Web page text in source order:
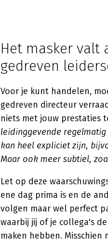
Het masker valt
gedreven
Voor je kunt handelen,
gedreven directeur
niets met jouw prestaties
leidinggevende
kan heel expliciet zijn,
Maar ook meer subtiel,
Let op deze
ene dag prima is en de
volgen maar wel perfect
waarbij jij of je collega's
maken hebben.